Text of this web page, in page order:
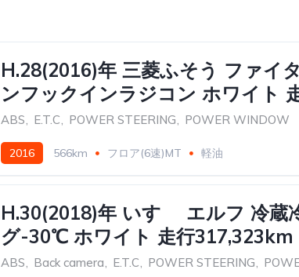
H.28(2016)年 三菱ふそう ファイ
ンフックインラジコン ホワイト
ABS, E.T.C, POWER STEERING, POWER WINDOW
2016 566km フロア(6速)MT 軽油
H.30(2018)年 いすゞ エルフ 冷蔵
グ-30℃ ホワイト 走行317,323km
ABS, Back camera, E.T.C, POWER STEERING,